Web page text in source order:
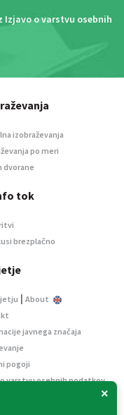
Izjavo o varstvu osebnih
×
izobraževanja
po meri
dvorane
tok
brezplačno
| About
javnega značaja
pogoji
o varstvu osebnih podatkov